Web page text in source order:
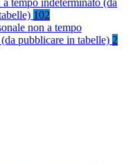
a tempo indeterminato (da
102
non a tempo
pubblicare in tabelle) 2